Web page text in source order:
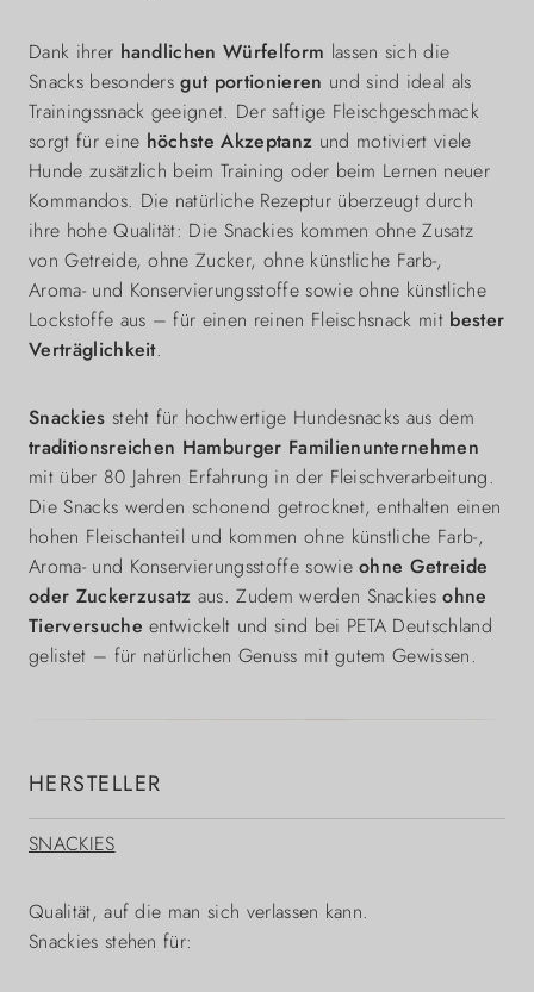
Dank ihrer handlichen Würfelform lassen sich die
Snacks besondersgut portionieren und sind ideal als
Trainingssnack geeignet. Der saftige Fleischgeschmack
sorgt für eine höchste Akzeptanz und motiviert viele
Hunde zusätzlich beim Training oder beim Lernen neuer
Kommandos. Die natürliche Rezeptur überzeugt durch
ihre hohe Qualität: Die Snackies kommen ohne Zusatz
von Getreide, ohne Zucker, ohne künstliche Farb-,
Aroma- und Konservierungsstoffe sowie ohne künstliche
Lockstoffe aus – für einen reinen Fleischsnack mit bester
Verträglichkeit.
Snackies steht für hochwertige Hundesnacks aus dem
traditionsreichen Hamburger Familienunternehmen
mit über 80 Jahren Erfahrung in der Fleischverarbeitung.
Die Snacks werden schonend getrocknet, enthalten einen
hohen Fleischanteil und kommen ohne künstliche Farb-,
Aroma- und Konservierungsstoffe sowieohne Getreide
oder Zuckerzusatz aus. Zudem werden Snackiesohne
Tierversuche entwickelt und sind bei PETA Deutschland
gelistet – für natürlichen Genuss mit gutem Gewissen.
HERSTELLER
SNACKIES
Qualität, auf die man sich verlassen kann.
Snackies stehen für: